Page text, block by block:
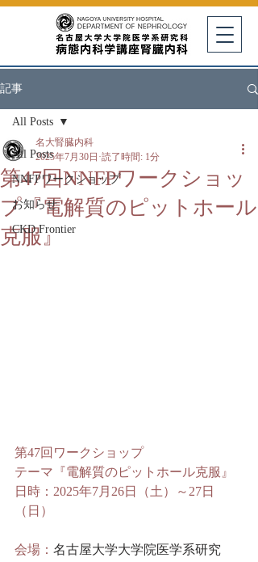
記事
All Posts
NNFPワークショップ
お知らせ
CKD Frontier
All Posts
第47回NNFPワークショッ
プ『電解質のピットホール
克服』
名大腎臓内科
2025年7月30日 読了時間: 1分
第47回ワークショップ
テーマ 『電解質のピットホール克服』
日時：2025年7月26日（土）～27日
（日）
会場： 名古屋大学大学院医学系研究